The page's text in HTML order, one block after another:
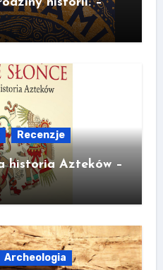
Recenzje
historia Azteków –
Archeologia